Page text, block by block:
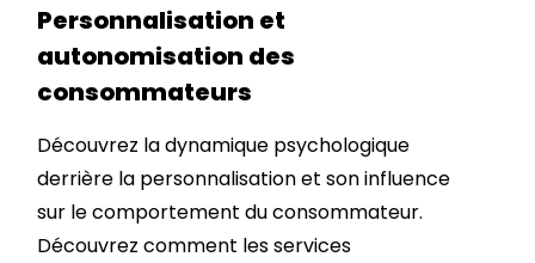
Personnalisation et
autonomisation des
consommateurs
Découvrez la dynamique psychologique
derrière la personnalisation et son influence
sur le comportement du consommateur.
Découvrez comment les services